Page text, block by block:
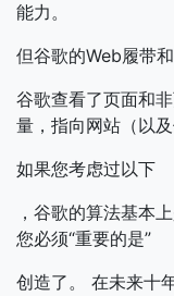
能力。
但谷歌的Web履带
谷歌查看了页面和
量，指向网站（以及
如果您考虑过以下
，谷歌的算法基本
您必须“重要的是”
创造了。
在未来十